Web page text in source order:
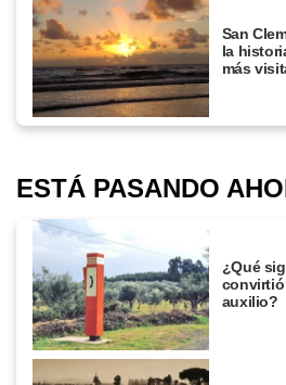
San
la
más
ESTÁ PASANDO
¿Qué
convirtió
auxilio?